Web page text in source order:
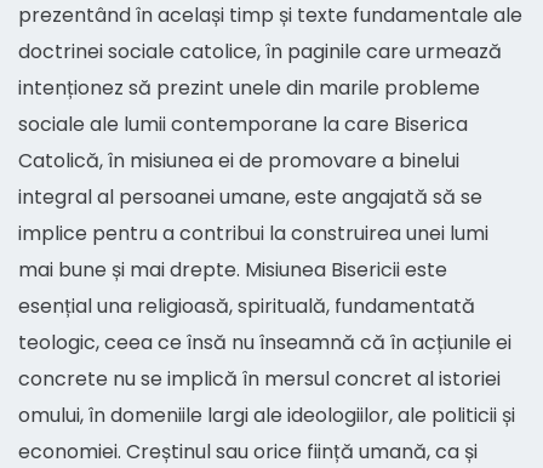
prezentând în același timp și texte fundamentale ale
doctrinei sociale catolice, în paginile care urmează
intenționez să prezint unele din marile probleme
sociale ale lumii contemporane la care Biserica
Catolică, în misiunea ei de promovare a binelui
integral al persoanei umane, este angajată să se
implice pentru a contribui la construirea unei lumi
mai bune și mai drepte. Misiunea Bisericii este
esențial una religioasă, spirituală, fundamentată
teologic, ceea ce însă nu înseamnă că în acțiunile ei
concrete nu se implică în mersul concret al istoriei
omului, în domeniile largi ale ideologiilor, ale politicii și
economiei. Creștinul sau orice ființă umană, ca și